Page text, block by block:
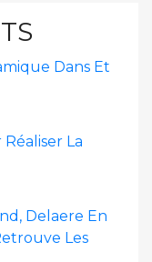
Dans Et
La
Delaere En
Les